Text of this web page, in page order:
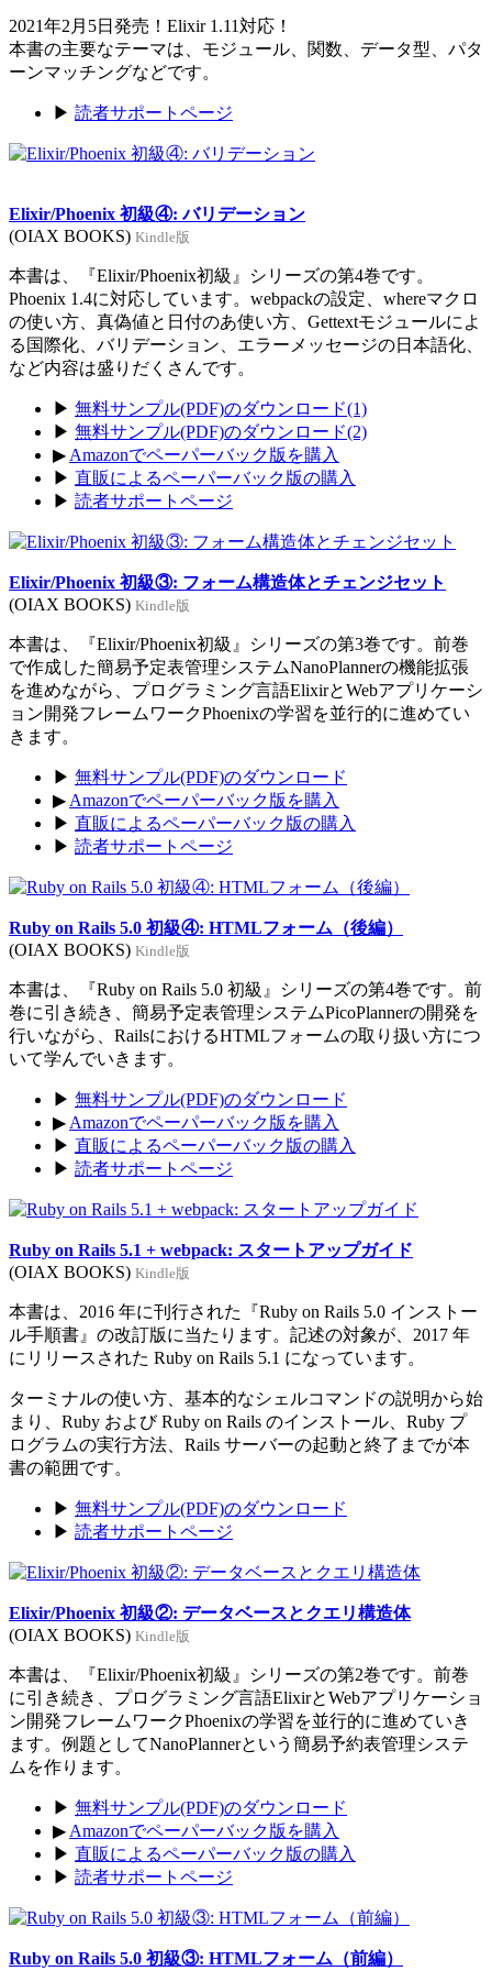
2021年2月5日発売！Elixir 1.11対応！
本書の主要なテーマは、モジュール、関数、データ型、パタ
ーンマッチングなどです。
▶ 読者サポートページ
Elixir/Phoenix 初級④: バリデーション
(OIAX BOOKS) Kindle版
本書は、『Elixir/Phoenix初級』シリーズの第4巻です。
Phoenix 1.4に対応しています。webpackの設定、whereマクロ
の使い方、真偽値と日付のあ使い方、Gettextモジュールによ
る国際化、バリデーション、エラーメッセージの日本語化、
など内容は盛りだくさんです。
▶ 無料サンプル(PDF)のダウンロード(1)
▶ 無料サンプル(PDF)のダウンロード(2)
▶ Amazonでペーパーバック版を購入
▶ 直販によるペーパーバック版の購入
▶ 読者サポートページ
Elixir/Phoenix 初級③: フォーム構造体とチェンジセット
(OIAX BOOKS) Kindle版
本書は、『Elixir/Phoenix初級』シリーズの第3巻です。前巻
で作成した簡易予定表管理システムNanoPlannerの機能拡張
を進めながら、プログラミング言語ElixirとWebアプリケーシ
ョン開発フレームワークPhoenixの学習を並行的に進めてい
きます。
▶ 無料サンプル(PDF)のダウンロード
▶ Amazonでペーパーバック版を購入
▶ 直販によるペーパーバック版の購入
▶ 読者サポートページ
Ruby on Rails 5.0 初級④: HTMLフォーム（後編）
(OIAX BOOKS) Kindle版
本書は、『Ruby on Rails 5.0 初級』シリーズの第4巻です。前
巻に引き続き、簡易予定表管理システムPicoPlannerの開発を
行いながら、RailsにおけるHTMLフォームの取り扱い方につ
いて学んでいきます。
▶ 無料サンプル(PDF)のダウンロード
▶ Amazonでペーパーバック版を購入
▶ 直販によるペーパーバック版の購入
▶ 読者サポートページ
Ruby on Rails 5.1 + webpack: スタートアップガイド
(OIAX BOOKS) Kindle版
本書は、2016 年に刊行された『Ruby on Rails 5.0 インストー
ル手順書』の改訂版に当たります。記述の対象が、2017 年
にリリースされた Ruby on Rails 5.1 になっています。
ターミナルの使い方、基本的なシェルコマンドの説明から始
まり、Ruby および Ruby on Rails のインストール、Ruby プ
ログラムの実行方法、Rails サーバーの起動と終了までが本
書の範囲です。
▶ 無料サンプル(PDF)のダウンロード
▶ 読者サポートページ
Elixir/Phoenix 初級②: データベースとクエリ構造体
(OIAX BOOKS) Kindle版
本書は、『Elixir/Phoenix初級』シリーズの第2巻です。前巻
に引き続き、プログラミング言語ElixirとWebアプリケーショ
ン開発フレームワークPhoenixの学習を並行的に進めていき
ます。例題としてNanoPlannerという簡易予約表管理システ
ムを作ります。
▶ 無料サンプル(PDF)のダウンロード
▶ Amazonでペーパーバック版を購入
▶ 直販によるペーパーバック版の購入
▶ 読者サポートページ
Ruby on Rails 5.0 初級③: HTMLフォーム（前編）